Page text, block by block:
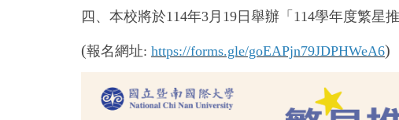
四、本校將於114年3月19日舉辦 「114學年度繁星
(報名網址: https://forms.gle/goEAPjn79JDPHWeA6)